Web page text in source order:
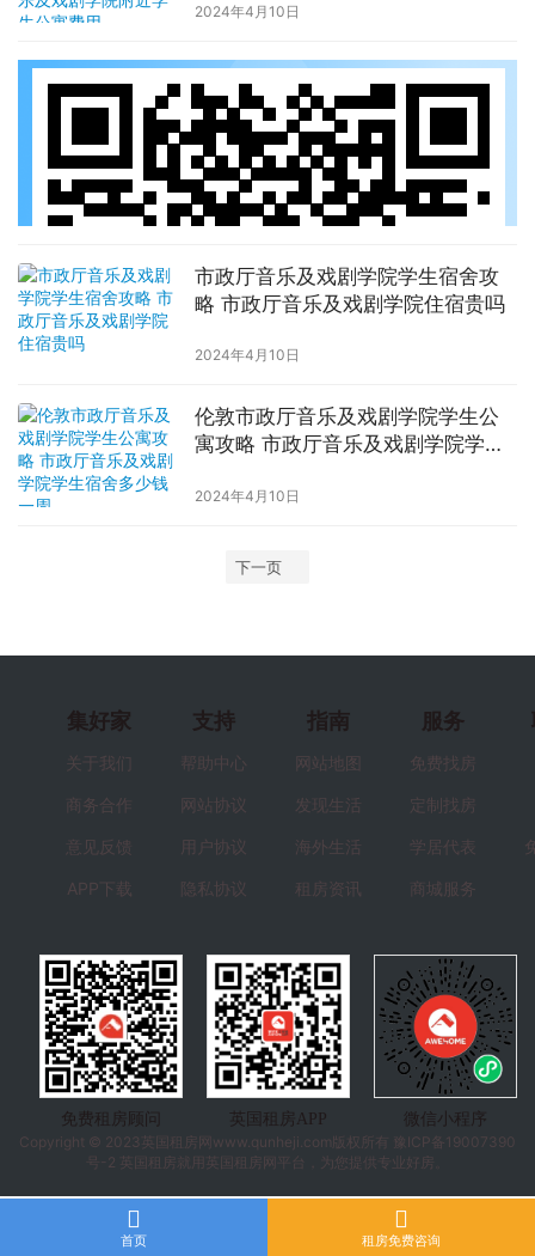
2024年4月10日
市政厅音乐及戏剧学院学生宿舍攻
略 市政厅音乐及戏剧学院住宿贵吗
2024年4月10日
伦敦市政厅音乐及戏剧学院学生公
寓攻略 市政厅音乐及戏剧学院学生
2024年4月10日
下一页
集好家
关于我们
商务合作
意见反馈
APP下载
支持
帮助中心
网站协议
用户协议
隐私协议
指南
网站地图
发现生活
海外生活
租房资讯
服务
免费找房
定制找房
学居代表
商城服务
免费租房顾问 英国租房APP
微信小程序
Copyright © 2023 英国租房 网www.qunheji.com版权所有
豫ICP备19007390
号-2 英国租房就用英国租房网平台，为您提供专业好房。
首页 租房免费咨询